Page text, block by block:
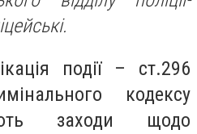
події – ст.296
кодексу
заходи щодо